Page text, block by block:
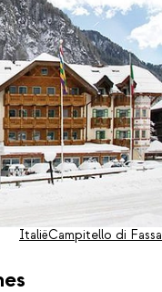
ItaliëCampitello di Fassa